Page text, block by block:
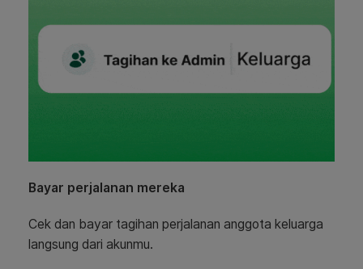
Bayar perjalanan mereka
Cek dan bayar tagihan perjalanan anggota keluarga
langsung dari akunmu.